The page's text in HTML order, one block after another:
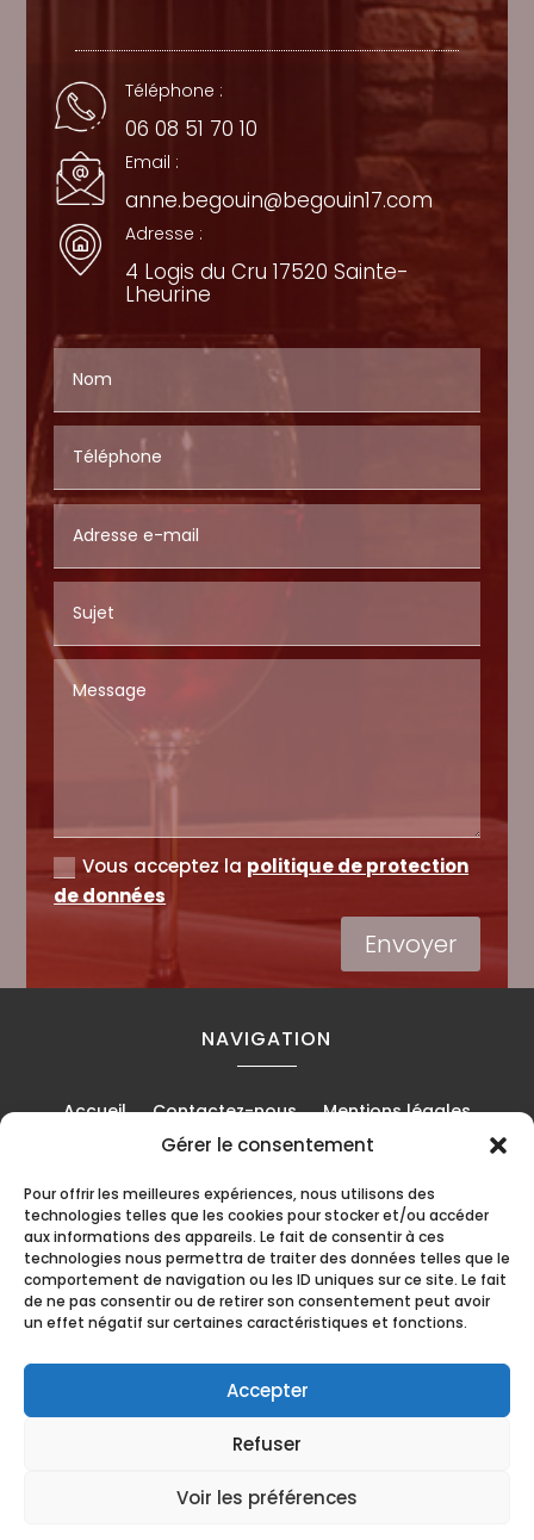
Gérer le consentement
Pour offrir les meilleures expériences, nous utilisons des
technologies telles que les cookies pour stocker et/ou accéder
aux informations des appareils. Le fait de consentir à ces
technologies nous permettra de traiter des données telles que le
comportement de navigation ou les ID uniques sur ce site. Le fait
de ne pas consentir ou de retirer son consentement peut avoir
un effet négatif sur certaines caractéristiques et fonctions.
Accepter
Refuser
Voir les préférences
Téléphone :
06 08 51 70 10
Email :
anne.begouin@begouin17.com
Adresse :
4 Logis du Cru 17520 Sainte-
Lheurine
Vous acceptez la politique de protection
de données
Envoyer
NAVIGATION
Accueil Contactez-nous
Mentions légales
Politique de cookies (UE)
RÉALISATION
Vente cocktails, pineau, cognac à
© Distillerie Bégouin - 2026 - Tous droits